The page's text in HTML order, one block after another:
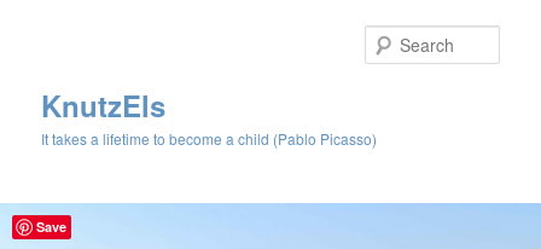
KnutzEls
It takes a lifetime to become a child (Pablo Picasso)
Save